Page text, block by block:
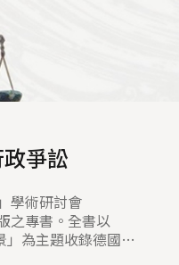
爭訟
學術研討會
之專書。全書以
」為主題收錄德國